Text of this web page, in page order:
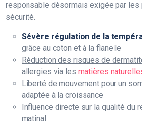
responsable désormais exigée par les
sécurité.
Sévère régulation de la
grâce au coton et à la flanelle
Réduction des risques de
allergies via les matières
Liberté de mouvement pour un
adaptée à la croissance
Influence directe sur la qualité du
matinal